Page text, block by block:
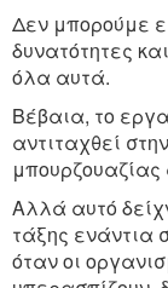
Δεν μπορούμε
δυνατότητες
όλα αυτά.
Βέβαια, το
αντιταχθεί
Αλλά αυτό
τάξης ενάντια
όταν οι